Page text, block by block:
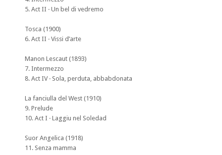
5. Act II ‧ Un bel di vedremo
Tosca (1900)
6. Act II ‧ Vissi d’arte
Manon Lescaut (1893)
7. Intermezzo
8. Act IV ‧ Sola, perduta, abbabdonata
La fanciulla del West (1910)
9. Prelude
10. Act I ‧ Laggiu nel Soledad
Suor Angelica (1918)
11. Senza mamma